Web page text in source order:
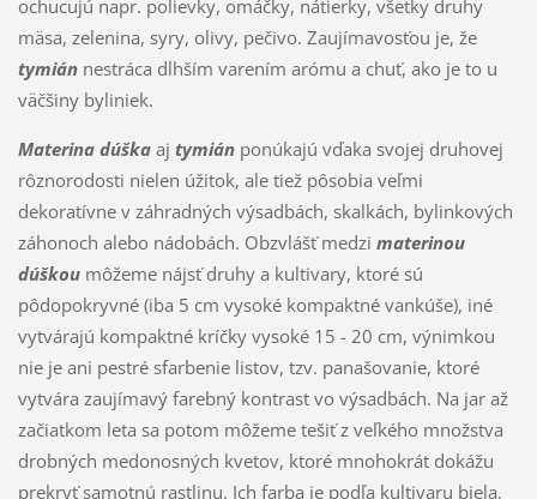
ochucujú napr. polievky, omáčky, nátierky, všetky druhy
mäsa, zelenina, syry, olivy, pečivo. Zaujímavosťou je, že
tymiánnestráca dlhším varením arómu a chuť, ako je to u
väčšiny byliniek.
Materina dúškaaj tymiánponúkajú vďaka svojej druhovej
rôznorodosti nielen úžitok, ale tiež pôsobia veľmi
dekoratívne v záhradných výsadbách, skalkách, bylinkových
záhonoch alebo nádobách. Obzvlášť medzi materinou
dúškoumôžeme nájsť druhy a kultivary, ktoré sú
pôdopokryvné (iba 5 cm vysoké kompaktné vankúše), iné
vytvárajú kompaktné kríčky vysoké 15 - 20 cm, výnimkou
nie je ani pestré sfarbenie listov, tzv. panašovanie, ktoré
vytvára zaujímavý farebný kontrast vo výsadbách. Na jar až
začiatkom leta sa potom môžeme tešiť z veľkého množstva
drobných medonosných kvetov, ktoré mnohokrát dokážu
prekryť samotnú rastlinu. Ich farba je podľa kultivaru biela,